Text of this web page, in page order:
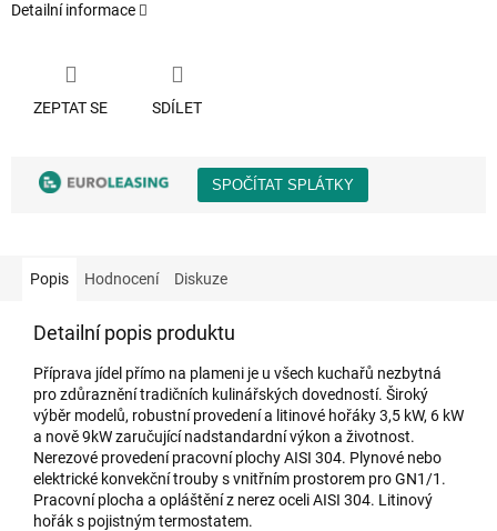
Detailní informace
ZEPTAT SE SDÍLET
Popis Hodnocení Diskuze
Detailní popis produktu
Příprava jídel přímo na plameni je u všech kuchařů nezbytná
pro zdůraznění tradičních kulinářských dovedností. Široký
výběr modelů, robustní provedení a litinové hořáky 3,5 kW, 6 kW
a nově 9kW zaručující nadstandardní výkon a životnost.
Nerezové provedení pracovní plochy AISI 304. Plynové nebo
elektrické konvekční trouby s vnitřním prostorem pro GN1/1.
Pracovní plocha a opláštění z nerez oceli AISI 304. Litinový
hořák s pojistným termostatem.